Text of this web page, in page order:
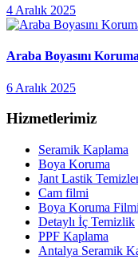
4 Aralık 2025
Araba Boyasını
6 Aralık 2025
Hizmetlerimiz
Seramik Kaplama
Boya Koruma
Jant Lastik
Cam filmi
Boya Koruma Filmi
Detaylı İç Temizlik
PPF Kaplama
Antalya Seramik